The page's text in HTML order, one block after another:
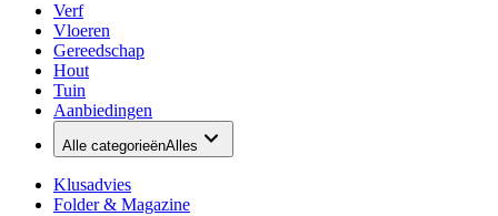
Verf
Vloeren
Gereedschap
Hout
Tuin
Aanbiedingen
Alle categorieënAlles
Klusadvies
Folder & Magazine